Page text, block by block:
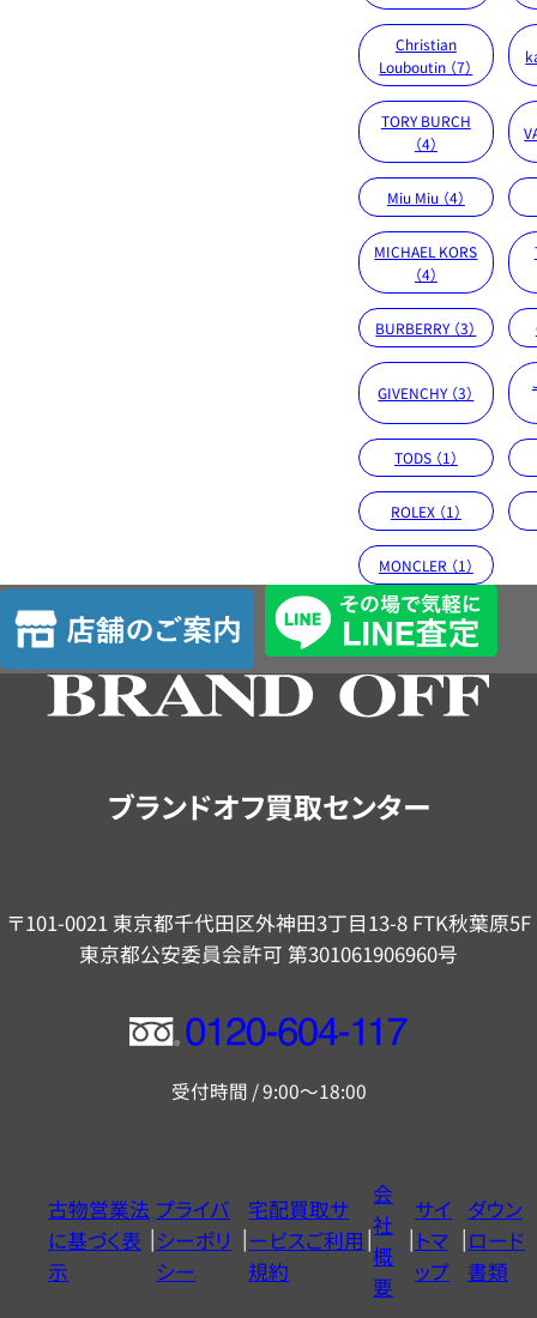
Christian
Louboutin （7）
TORY BURCH
（4）
Miu Miu （4）
MICHAEL KORS
（4）
BURBERRY （3）
GIVENCHY （3）
TODS （1）
ROLEX （1）
MONCLER （1）
店
舗
の
ブランドオフ買取センター
〒101-0021 東京都千代田区外神田3丁目13-8 FTK秋葉原5F
東京都公安委員会許可 第301061906960号
フ
ー
ヤ
ル
0120604117
受付時間 / 9:00～18:00
古物営業法
に基づく表
示
プライバ
シーポリ
シー
宅配買取サ
ービスご利用
規約
会
社
概
要
サイ
トマ
ップ
ダウン
ロード
書類